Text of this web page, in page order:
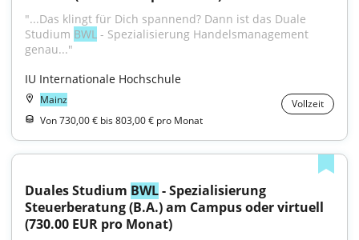
"...Das klingt für Dich spannend? Dann ist das Duale
Studium BWL - Spezialisierung Handelsmanagement
genau..."
IU Internationale Hochschule
Mainz
Vollzeit
Von 730,00 € bis 803,00 € pro Monat
Duales Studium BWL - Spezialisierung
Steuerberatung (B.A.) am Campus oder virtuell
(730.00 EUR pro Monat)